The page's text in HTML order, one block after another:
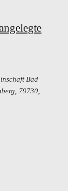
Bad
79730,